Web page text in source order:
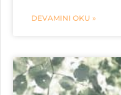
DEVAMINI OKU »